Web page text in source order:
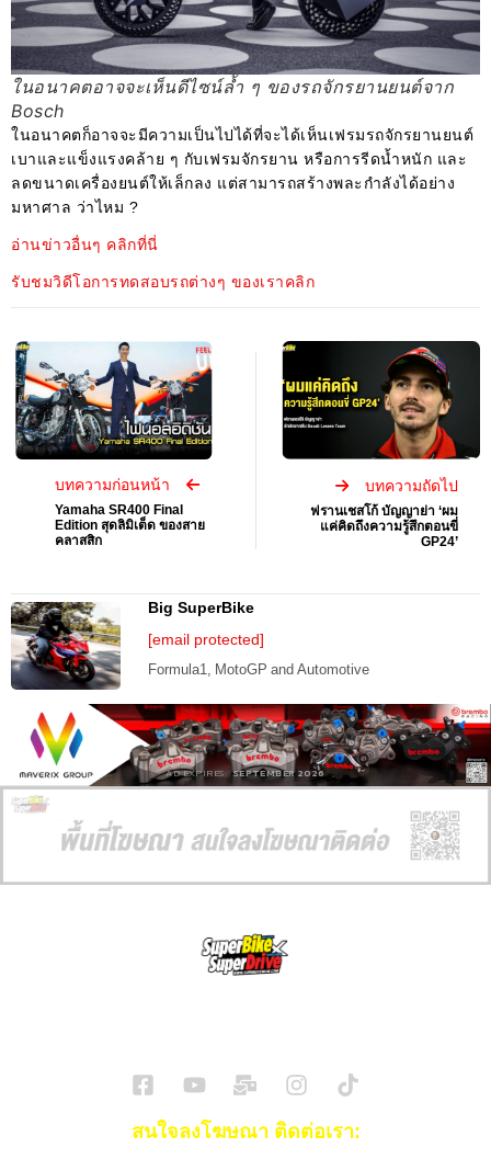
ในอนาคตอาจจะเห็นดีไซน์ล้ำ ๆ ของรถจักรยานยนต์จาก
Bosch
ในอนาคตก็อาจจะมีความเป็นไปได้ที่จะได้เห็นเฟรมรถจักรยานยนต์
เบาและแข็งแรงคล้าย ๆ กับเฟรมจักรยาน หรือการรีดน้ำหนัก และ
ลดขนาดเครื่องยนต์ให้เล็กลง แต่สามารถสร้างพละกำลังได้อย่าง
มหาศาล ว่าไหม ?
อ่านข่าวอื่นๆ คลิกที่นี่
รับชมวิดีโอการทดสอบรถต่างๆ ของเราคลิก
บทความก่อนหน้า
Yamaha SR400 Final
Edition สุดลิมิเต็ด ของสาย
คลาสสิก
บทความถัดไป
ฟรานเชสโก้ บัญญาย่า ‘ผม
แค่คิดถึงความรู้สึกตอนขี่
GP24’
Big SuperBike
[email protected]
Formula1, MotoGP and Automotive
AD EXPIRES: SEPTEMBER 2026
สนใจลงโฆษณา ติดต่อเรา: